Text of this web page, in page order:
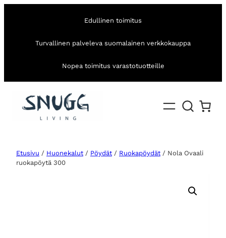
Edullinen toimitus
Turvallinen palveleva suomalainen verkkokauppa
Nopea toimitus varastotuotteille
Etusivu / Huonekalut / Pöydät / Ruokapöydät / Nola Ovaali
ruokapöytä 300